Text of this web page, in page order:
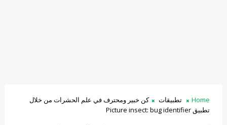
Home تطبيقات
كن خبير ومحترف في علم الحشرات من خلال
تطبيق Picture insect: bug identifier